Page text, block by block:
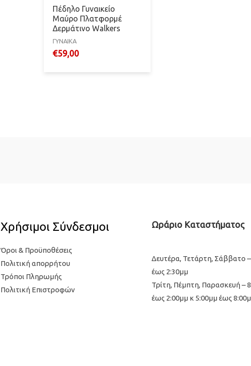
Πέδηλο Γυναικείο
Mαύρο Πλατφορμέ
Δερμάτινο Walkers
ΓΥΝΑΙΚΑ
€59,00
Χρήσιμοι Σύνδεσμοι
Όροι & Προϋποθέσεις
Πολιτική απορρήτου
Τρόποι Πληρωμής
Πολιτική Επιστροφών
Ωράριο Καταστήματος
Δευτέρα, Τετάρτη, Σάββατο
έως 2:30μμ
Τρίτη, Πέμπτη, Παρασκευή –
έως 2:00μμ κ 5:00μμ έως